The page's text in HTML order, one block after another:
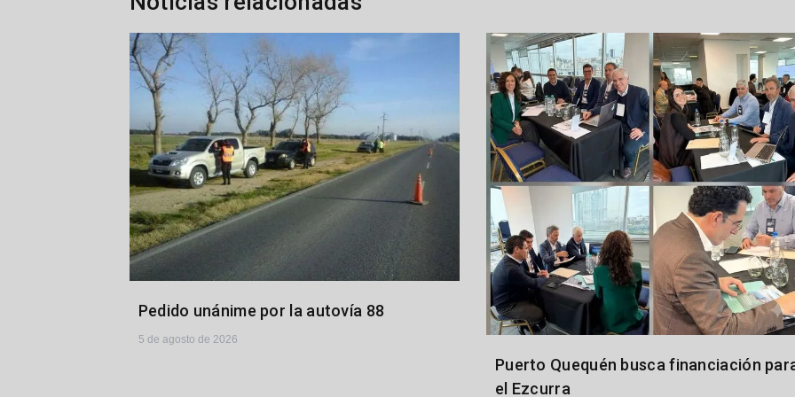
Pedido unánime por la autovía 88
5 de agosto de 2026
Puerto Quequén busca financiación
el Ezcurra